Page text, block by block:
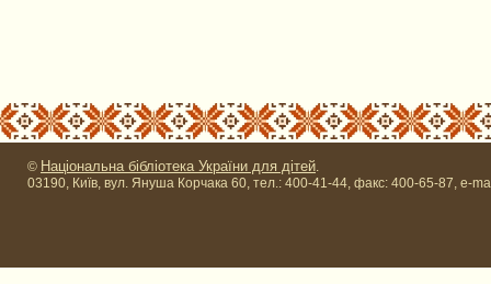
© Національна бібліотека України для дітей.
03190, Київ, вул. Януша Корчака 60, тел.: 400-41-44, факс: 400-65-87, e-